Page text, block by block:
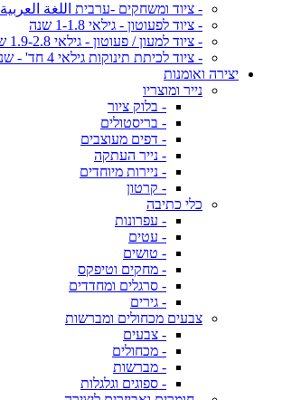
- ציוד ומשחקים -ערבית اللغة العربية
- ציוד לפעוטון - גילאי 1-1.8 שנה
- ציוד למעון / פעוטון - גילאי 1.9-2.8 שנה
- ציוד לכיתת תינוקות גילאי 4 חד' - שנה
יצירה ואומנות
נייר ומוצריו
- בלוק ציור
- בריסטולים
- דפים מעוצבים
- נייר העתקה
- ניירות מיוחדים
- קרטון
כלי כתיבה
- עפרונות
- עטים
- טושים
- מחקים וטיפקס
- סרגלים ומחדדים
- גירים
צבעים מכחולים ומברשות
- צבעים
- מכחולים
- מברשות
- ספוגים וגלגלות